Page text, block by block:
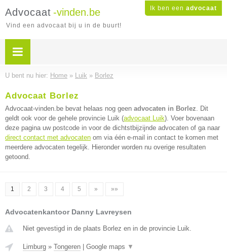
Ik ben een advocaat
Advocaat -vinden.be
Vind een advocaat bij u in de buurt!
U bent nu hier: Home » Luik » Borlez
Advocaat Borlez
Advocaat-vinden.be bevat helaas nog geen advocaten in Borlez. Dit
geldt ook voor de gehele provincie Luik (advocaat Luik). Voer bovenaan
deze pagina uw postcode in voor de dichtstbijzijnde advocaten of ga naar
direct contact met advocaten om via één e-mail in contact te komen met
meerdere advocaten tegelijk. Hieronder worden nu overige resultaten
getoond.
1 2 3 4 5 » »»
Advocatenkantoor Danny Lavreysen
Niet gevestigd in de plaats Borlez en in de provincie Luik.
Limburg » Tongeren Google maps ▼